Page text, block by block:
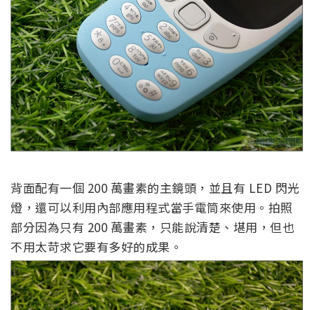
背面配有一個 200 萬畫素的主鏡頭，並且有 LED 閃光
燈，還可以利用內部應用程式當手電筒來使用。拍照
部分因為只有 200 萬畫素，只能說清楚、堪用，但也
不用太苛求它要有多好的成果。